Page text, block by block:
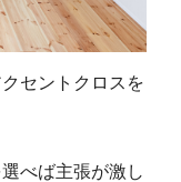
セントクロスを
べば主張が激し